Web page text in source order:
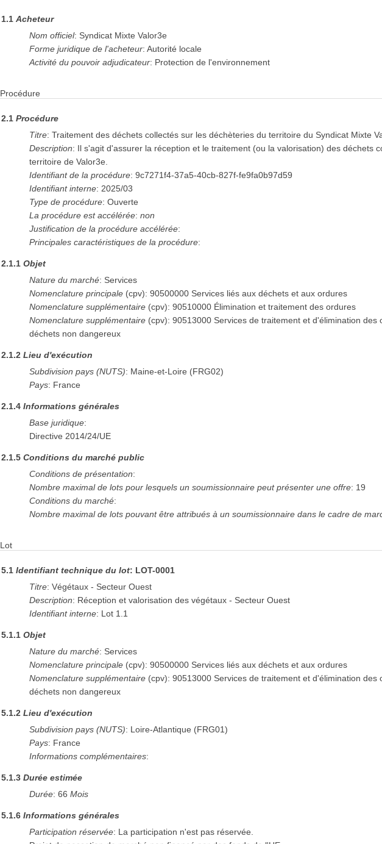
1.1Acheteur
Nom officiel: Syndicat Mixte Valor3e
Forme juridique de l'acheteur:Autorité locale
Activité du pouvoir adjudicateur: Protection de l'environnement
Procédure
2.1Procédure
Titre:Traitement des déchets collectés sur les déchèteries du territoire du Syndicat Mixte
Description: Il s'agit d'assurer la réception et le traitement (ou la valorisation) des déchets
territoire de Valor3e.
Identifiant de la procédure:9c7271f4-37a5-40cb-827f-fe9fa0b97d59
Identifiant interne:2025/03
Type de procédure:Ouverte
La procédure est accélérée:non
Justification de la procédure accélérée:
Principales caractéristiques de la procédure:
2.1.1Objet
Nature du marché: Services
Nomenclature principale (cpv):90500000 Services liés aux déchets et aux ordures
Nomenclature supplémentaire (cpv):90510000 Élimination et traitement des ordures
Nomenclature supplémentaire (cpv):90513000 Services de traitement et d'élimination des
déchets non dangereux
2.1.2Lieu d'exécution
Subdivision pays (NUTS): Maine-et-Loire (FRG02)
Pays: France
2.1.4Informations générales
Base juridique:
Directive 2014/24/UE
2.1.5Conditions du marché public
Conditions de présentation:
Nombre maximal de lots pour lesquels un soumissionnaire peut présenter une offre: 19
Conditions du marché:
Nombre maximal de lots pouvant être attribués à un soumissionnaire dans le cadre de
Lot
5.1Identifiant technique du lot: LOT-0001
Titre:Végétaux - Secteur Ouest
Description: Réception et valorisation des végétaux - Secteur Ouest
Identifiant interne: Lot 1.1
5.1.1Objet
Nature du marché: Services
Nomenclature principale (cpv):90500000 Services liés aux déchets et aux ordures
Nomenclature supplémentaire (cpv):90513000 Services de traitement et d'élimination des
déchets non dangereux
5.1.2Lieu d'exécution
Subdivision pays (NUTS): Loire-Atlantique (FRG01)
Pays: France
Informations complémentaires:
5.1.3Durée estimée
Durée:66 Mois
5.1.6Informations générales
Participation réservée: La participation n'est pas réservée.